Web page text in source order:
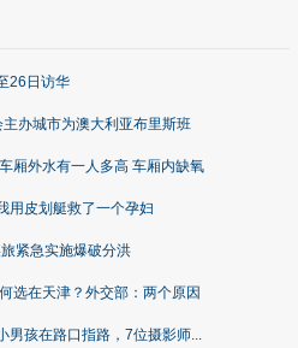
26日访华
办城市为澳大利亚布里斯班
厢外水有一人多高 车厢内缺氧
用皮划艇救了一个孕妇
紧急实施爆破分洪
选在天津？外交部：两个原因
男孩在路口指路，7位摄影师...